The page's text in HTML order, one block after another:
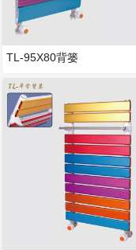
TL-95X80背篓